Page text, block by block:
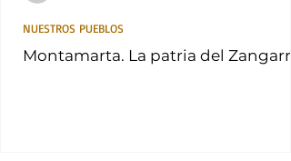
Montamarta. La patria del
NUESTROS PUEBLOS